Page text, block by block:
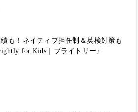
も！ネイティブ担任制＆英検対策も
for Kids｜ブライトリー』